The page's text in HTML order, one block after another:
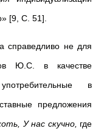
[9, С. 51].
справедливо не для
Ю.С. в качестве
в
предложения
У нас скучно, где